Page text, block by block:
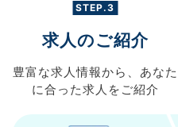
STEP.3
求人のご紹介
豊富な求人情報から、 あなた
に合った求人を ご紹介